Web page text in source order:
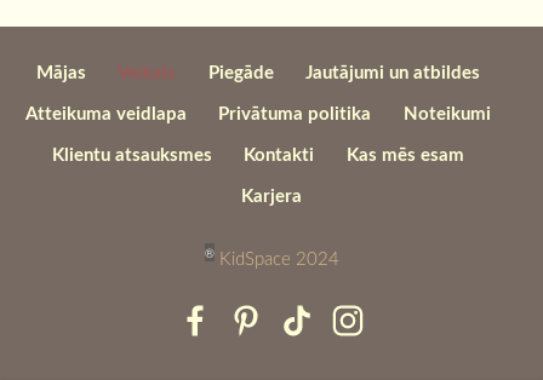
Mājas Veikals Piegāde
Jautājumi un atbildes
Atteikuma veidlapa
Privātuma politika
Noteikumi
Klientu atsauksmes
Kontakti
Kas mēs esam
Karjera
®KidSpace 2024